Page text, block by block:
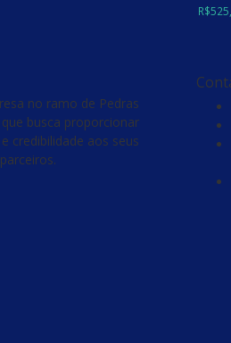
R$
no ramo de Pedras
busca proporcionar
credibilidade aos seus